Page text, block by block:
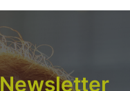
Newsletter